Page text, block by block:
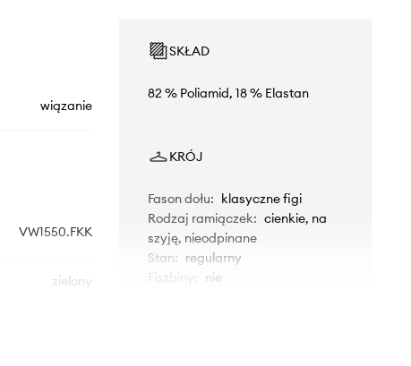
wiązanie
VW1550.FKK
zielony
SKŁAD
82 % Poliamid, 18 % Elastan
KRÓJ
Fason dołu: klasyczne figi
Rodzaj ramiączek: cienkie, na
szyję, nieodpinane
Stan: regularny
Fiszbiny
nie